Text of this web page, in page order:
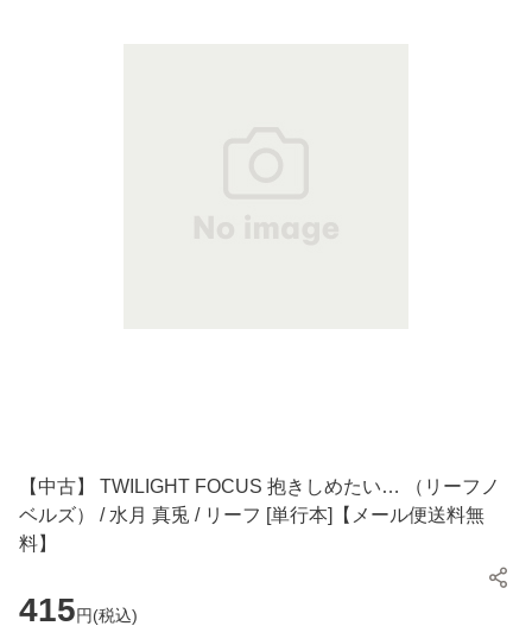
【中古】 TWILIGHT FOCUS 抱きしめたい… （リーフノ
ベルズ） / 水月 真兎 / リーフ [単行本]【メール便送料無
料】
415円(税込)